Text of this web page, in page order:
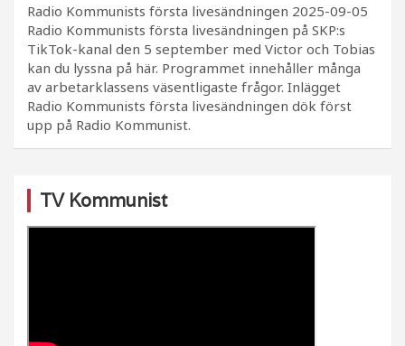
Radio Kommunists första livesändningen 2025-09-05
Radio Kommunists första livesändningen på SKP:s
TikTok-kanal den 5 september med Victor och Tobias
kan du lyssna på här. Programmet innehåller många
av arbetarklassens väsentligaste frågor. Inlägget
Radio Kommunists första livesändningen dök först
upp på Radio Kommunist.
TV Kommunist